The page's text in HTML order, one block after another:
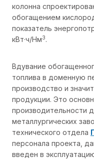
колонна
обогащением
показатель
кВт·ч/Нм3.
Вдувание
топлива в доменную
производство и
продукции. Это
производительности
металлургических
технического отдела
персонала проекта,
введен в